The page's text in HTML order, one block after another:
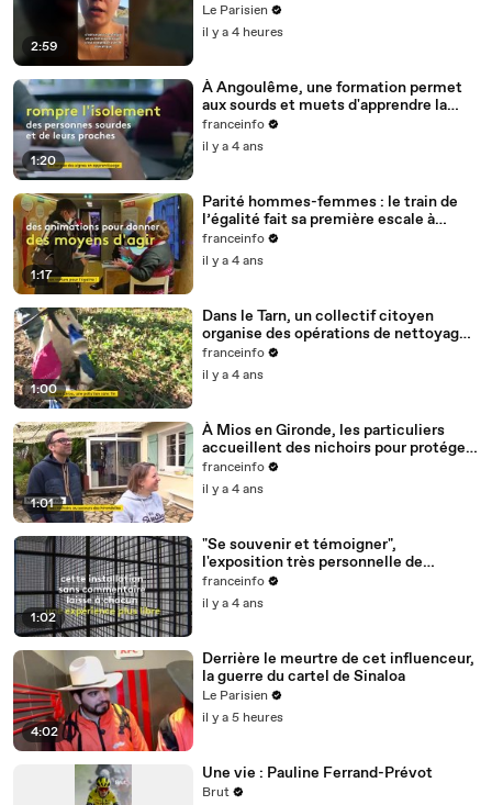
2:59
Le Parisien
il y a 4 heures
1:20
À Angoulême, une formation permet
aux sourds et muets d'apprendre la
langue des signes
franceinfo
il y a 4 ans
1:17
Parité hommes-femmes : le train de
l’égalité fait sa première escale à
Nantes
franceinfo
il y a 4 ans
1:00
Dans le Tarn, un collectif citoyen
organise des opérations de nettoyage
de la rivière Cérou
franceinfo
il y a 4 ans
1:01
À Mios en Gironde, les particuliers
accueillent des nichoirs pour protéger
les hirondelles
franceinfo
il y a 4 ans
1:02
"Se souvenir et témoigner",
l'exposition très personnelle de
l'artiste géorgienne Thea Djordjadze à
Saint-Étienne
franceinfo
il y a 4 ans
4:02
Derrière le meurtre de cet influenceur,
la guerre du cartel de Sinaloa
Le Parisien
il y a 5 heures
Une vie : Pauline Ferrand-Prévot
Brut